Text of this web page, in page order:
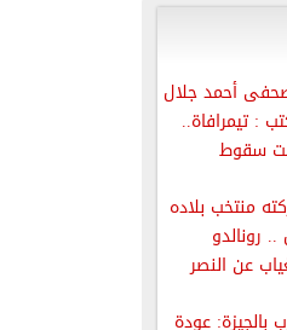
أحمد جلال
: تيمرافاة..
سقوط
منتخب بلاده
.. رونالدو
عن النصر
بالجيزة: عودة